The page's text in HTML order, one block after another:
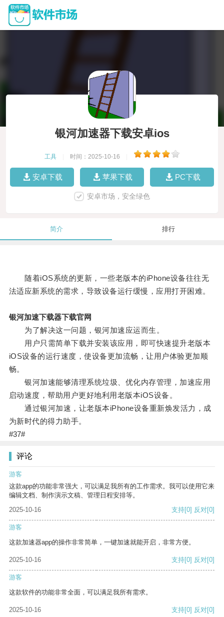
银河加速器下载安卓ios
工具 时间：2025-10-16
安卓下载 苹果下载 PC下载
安卓市场，安全绿色
简介 排行
随着iOS系统的更新，一些老版本的iPhone设备往往无
法适应新系统的需求，导致设备运行缓慢，应用打开困难。
银河加速下载器下载官网
为了解决这一问题，银河加速应运而生。
用户只需简单下载并安装该应用，即可快速提升老版本
iOS设备的运行速度，使设备更加流畅，让用户体验更加顺
畅。
银河加速能够清理系统垃圾、优化内存管理，加速应用
启动速度，帮助用户更好地利用老版本iOS设备。
通过银河加速，让老版本iPhone设备重新焕发活力，成
为新时代的得力助手。
#37#
评论
游客
这款app的功能非常强大，可以满足我所有的工作需求。我可以使用它来
编辑文档、制作演示文稿、管理日程安排等。
2025-10-16
支持[0] 反对[0]
游客
这款加速器app的操作非常简单，一键加速就能开启，非常方便。
2025-10-16 支持[0] 反对[0]
游客
这款软件的功能非常全面，可以满足我所有需求。
2025-10-16 支持[0] 反对[0]